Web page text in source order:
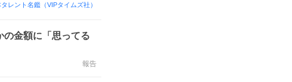
レント名鑑（VIPタイムズ社）
金額に「思ってる
報告